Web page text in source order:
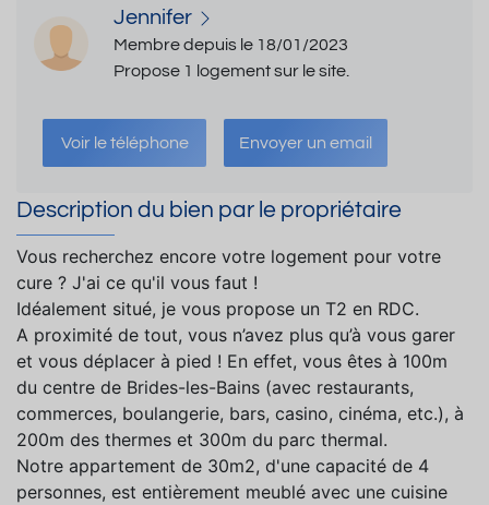
Jennifer
Membre depuis le 18/01/2023
Propose 1 logement sur le site.
Voir le téléphone Envoyer un email
Description du bien par le propriétaire
Vous recherchez encore votre logement pour votre
cure ? J'ai ce qu'il vous faut !
Idéalement situé, je vous propose un T2 en RDC.
A proximité de tout, vous n’avez plus qu’à vous garer
et vous déplacer à pied ! En effet, vous êtes à 100m
du centre de Brides-les-Bains (avec restaurants,
commerces, boulangerie, bars, casino, cinéma, etc.), à
200m des thermes et 300m du parc thermal.
Notre appartement de 30m2, d'une capacité de 4
personnes, est entièrement meublé avec une cuisine